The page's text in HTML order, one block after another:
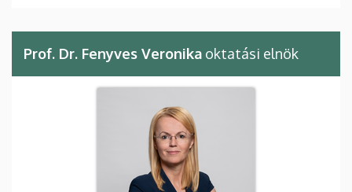
Prof. Dr. Fenyves Veronika oktatási elnök